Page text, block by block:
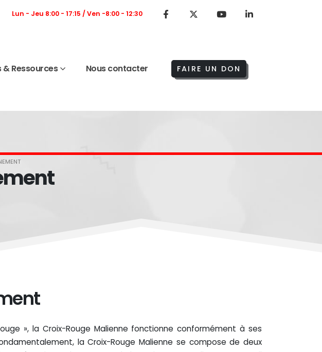
Lun - Jeu 8:00 - 17:15 / Ven -8:00 - 12:30
& Ressources Nous contacter FAIRE UN DON
», la Croix-Rouge Malienne fonctionne conformément à ses
la Croix-Rouge Malienne se compose de deux